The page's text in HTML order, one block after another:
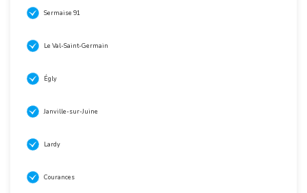
Sermaise 91
Le Val-Saint-Germain
Égly
Janville-sur-Juine
Lardy
Courances